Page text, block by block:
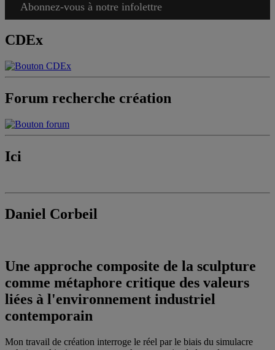
Abonnez-vous à notre infolettre
CDEx
Forum recherche création
Ici
Daniel Corbeil
Une approche composite de la sculpture
comme métaphore critique des valeurs
liées à l'environnement industriel
contemporain
Mon travail de création interroge le réel par le biais du simulacre